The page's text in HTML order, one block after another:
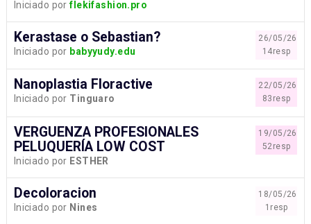
Iniciado porflekifashion.pro
26/05/26
14resp
Kerastase o Sebastian?
Iniciado por babyyudy.edu
22/05/26
83resp
Nanoplastia Floractive
Iniciado por Tinguaro
19/05/26
52resp
VERGUENZA PROFESIONALES
PELUQUERÍA LOW COST
Iniciado por ESTHER
18/05/26
1resp
Decoloracion
Iniciado por Nines